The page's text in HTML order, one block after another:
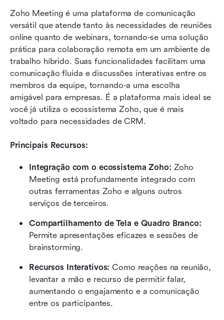
Zoho Meeting é uma plataforma de comunicação
versátil que atende tanto às necessidades de reuniões
online quanto de webinars, tornando-se uma solução
prática para colaboração remota em um ambiente de
trabalho híbrido. Suas funcionalidades facilitam uma
comunicação fluida e discussões interativas entre os
membros da equipe, tornando-a uma escolha
amigável para empresas. É a plataforma mais ideal se
você já utiliza o ecossistema Zoho, que é mais
voltado para necessidades de CRM.
Principais Recursos:
Integração com o ecossistema Zoho: Zoho
Meeting está profundamente integrado com
outras ferramentas Zoho e alguns outros
serviços de terceiros.
Compartilhamento de Tela e Quadro Branco:
Permite apresentações eficazes e sessões de
brainstorming.
Recursos Interativos: Como reações na reunião,
levantar a mão e recurso de permitir falar,
aumentando o engajamento e a comunicação
entre os participantes.